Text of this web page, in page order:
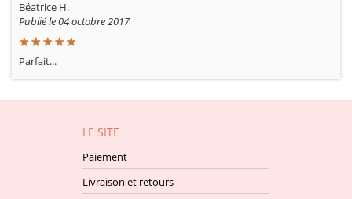
Béatrice H.
Publié le 04 octobre 2017
★ ★ ★ ★ ★
★ ★ ★ ★ ★
Parfait...
LE SITE
Paiement
Livraison et retours